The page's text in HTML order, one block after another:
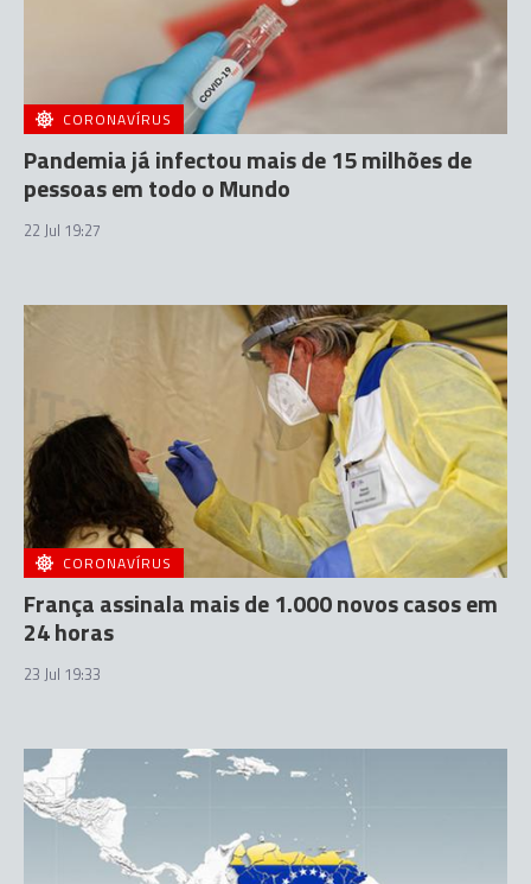
CORONAVÍRUS
Pandemia já infectou mais de 15 milhões de
pessoas em todo o Mundo
22 Jul 19:27
CORONAVÍRUS
França assinala mais de 1.000 novos casos em
24 horas
23 Jul 19:33